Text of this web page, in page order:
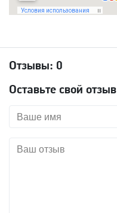
Отзывы: 0
Оставьте свой отзыв